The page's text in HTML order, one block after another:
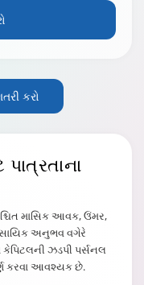
કરો
માસિક આવક, ઉંમર,
અનુભવ વગેરે
કેપિટલની ઝડપી પર્સનલ
કરવા આવશ્યક છે.